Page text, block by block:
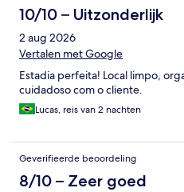
10/10 – Uitzonderlijk
2 aug 2026
Vertalen met Google
Estadia perfeita! Local limpo,
cuidadoso com o cliente.
Lucas, reis van 2 nachten
Geverifieerde beoordeling
8/10 – Zeer goed